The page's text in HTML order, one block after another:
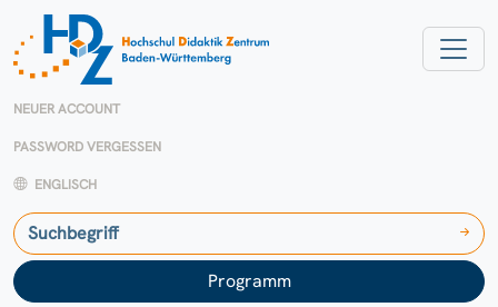
NEUER ACCOUNT
PASSWORD VERGESSEN
ENGLISCH
Programm